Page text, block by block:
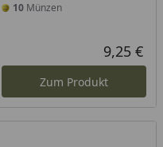
Preis
10Münzen
9,25 €
Zum Produkt